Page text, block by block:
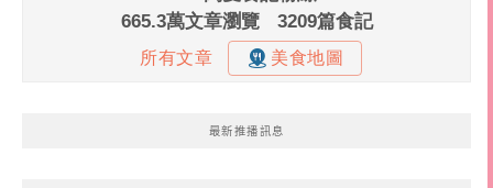
最新推播訊息